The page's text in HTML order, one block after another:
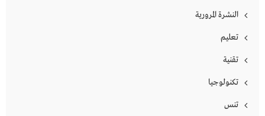
النشرة المرورية
تعليم
تقنية
تكنولوجيا
تنس